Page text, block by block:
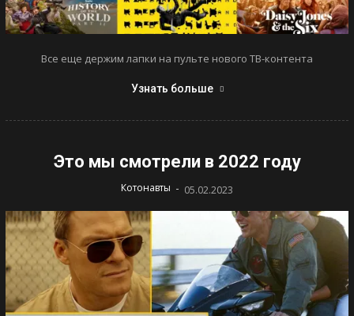
Все еще держим лапки на пульте нового ТВ-контента
Узнать больше
Это мы смотрели в 2022 году
Котонавты - 05.02.2023